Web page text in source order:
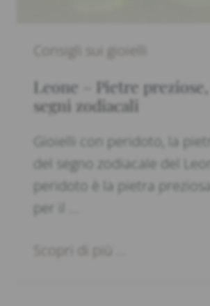
Consigli sui gioielli
Leone – Pietre
segni zodiacali
Gioielli con peridoto, la
del segno zodiacale del
peridoto è la pietra
per il …
Scopri di più ...